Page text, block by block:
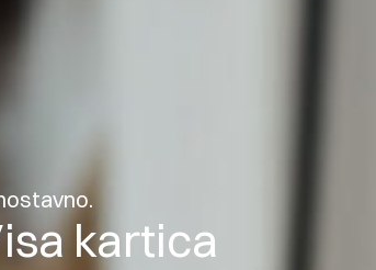
kartica